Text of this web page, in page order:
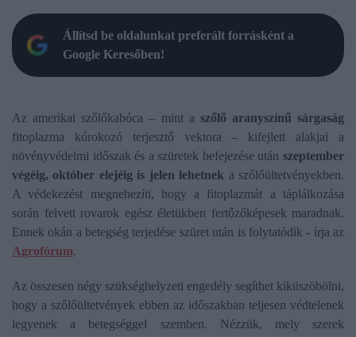
Állítsd be oldalunkat preferált forrásként a
Google Keresőben!
Az amerikai szőlőkabóca – mint a szőlő aranyszínű sárgaság
fitoplazma kórokozó terjesztő vektora – kifejlett alakjai a
növényvédelmi időszak és a szüretek befejezése után szeptember
végéig, október elejéig is jelen lehetnek a szőlőültetvényekben.
A védekezést megnehezíti, hogy a fitoplazmát a táplálkozása
során felvett rovarok egész életükben fertőzőképesek maradnak.
Ennek okán a betegség terjedése szüret után is folytatódik - írja az
Agrofórum.
Az összesen négy szükséghelyzeti engedély segíthet kiküszöbölni,
hogy a szőlőültetvények ebben az időszakban teljesen védtelenek
legyenek a betegséggel szemben. Nézzük, mely szerek